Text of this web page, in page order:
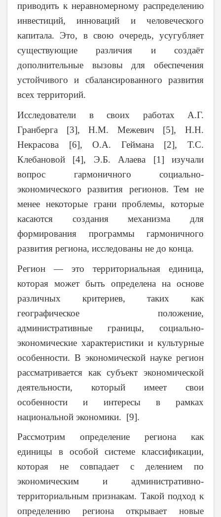
приводить к неравномерному распределению
инвестиций, инноваций и человеческого
капитала. Это, в свою очередь, усугубляет
существующие различия и создаёт
дополнительные вызовы для обеспечения
устойчивого и сбалансированного развития
всех территорий.
Исследователи в своих работах А.Г.
Гранберга [3], Н.М. Межевич [5], Н.Н.
Некрасова [6], О.А. Геймана [2], Т.С.
Клебановой [4], Э.Б. Алаева [1] изучали
вопрос гармоничного социально-
экономического развития регионов. Тем не
менее некоторые грани проблемы, которые
касаются создания механизма для
формирования программы гармоничного
развития региона, исследованы не до конца.
Регион — это территориальная единица,
которая может быть определена на основе
различных критериев, таких как
географическое положение,
административные границы, социально-
экономические характеристики и культурные
особенности. В экономической науке регион
рассматривается как субъект экономической
деятельности, который имеет свои
особенности и интересы в рамках
национальной экономики. [9].
Рассмотрим определение региона как
единицы в особой системе классификации,
которая не совпадает с делением по
экономическим и административно-
территориальным признакам. Такой подход к
определению региона открывает новые